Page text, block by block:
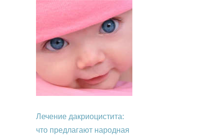
Лечение дакриоцистита:
что предлагают народная